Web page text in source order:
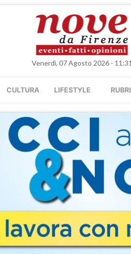
Venerdì, 07 Agosto 2026 - 11:31
CULTURA LIFESTYLE